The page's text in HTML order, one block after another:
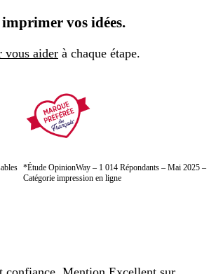
vos idées.
vous aider à chaque étape.
*Étude OpinionWay – 1 014 Répondants – Mai 2025 –
Catégorie impression en ligne